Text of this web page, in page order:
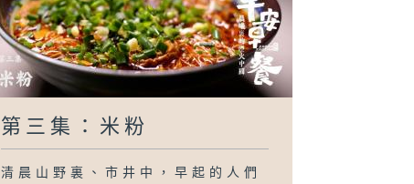
第三集：米粉
清晨山野裏、市井中，早起的人們